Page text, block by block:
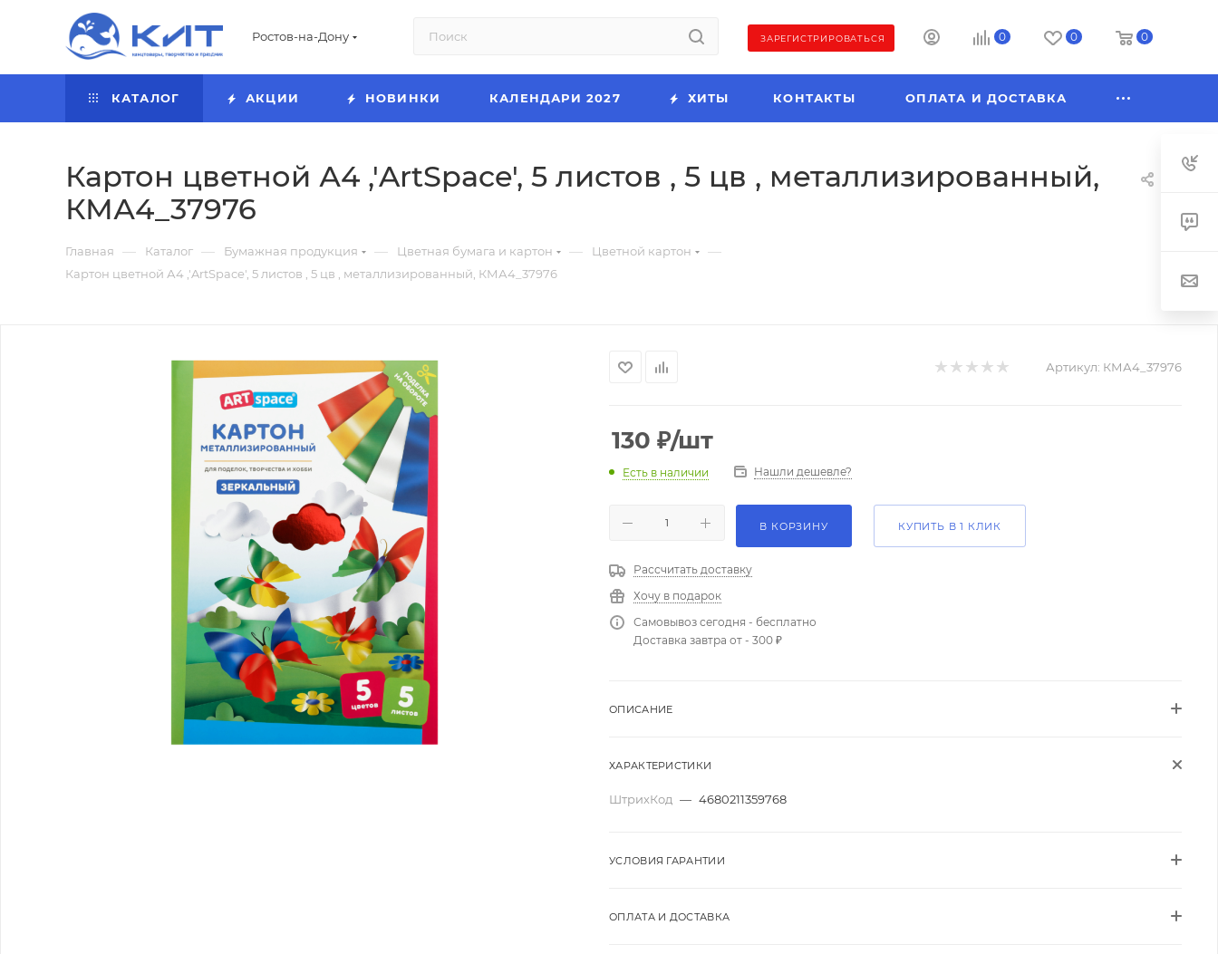
Ростов-на-Дону ЗАРЕГИСТРИРОВАТЬСЯ 0 0 0
КАТАЛОГ АКЦИИ НОВИНКИ КАЛЕНДАРИ 2027 ХИТЫ КОНТАКТЫ ОПЛАТА И ДОСТАВКА
Картон цветной А4 ,'ArtSpace', 5 листов , 5 цв , металлизированный,
КМА4_37976
Главная — Каталог — Бумажная продукция — Цветная бумага и картон — Цветной картон —
Картон цветной А4 ,'ArtSpace', 5 листов , 5 цв , металлизированный, КМА4_37976
Артикул: КМА4_37976
130 ₽/шт
Есть в наличии Нашли дешевле?
В КОРЗИНУ КУПИТЬ В 1 КЛИК
Рассчитать доставку
Хочу в подарок
Самовывоз сегодня - бесплатно
Доставка завтра от - 300 ₽
ОПИСАНИЕ
ХАРАКТЕРИСТИКИ
ШтрихКод — 4680211359768
УСЛОВИЯ ГАРАНТИИ
ОПЛАТА И ДОСТАВКА